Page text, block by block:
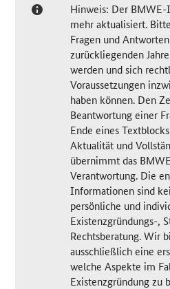
Hinweis: Der
mehr aktualisiert.
Fragen und
zurückliegenden
werden und sich
Voraussetzungen
haben können. Den
Beantwortung einer
Ende eines
Aktualität und
übernimmt das
Verantwortung. Die
Informationen sind
persönliche und
Existenzgründungs-,
Rechtsberatung. Wir
ausschließlich eine
welche Aspekte im
Existenzgründung zu